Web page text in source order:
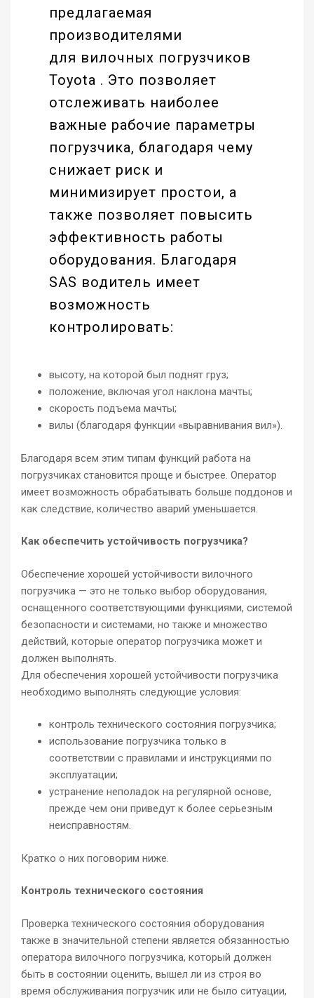
предлагаемая
производителями
для вилочных погрузчиков
Toyota . Это позволяет
отслеживать наиболее
важные рабочие параметры
погрузчика, благодаря чему
снижает риск и
минимизирует простои, а
также позволяет повысить
эффективность работы
оборудования. Благодаря
SAS водитель имеет
возможность
контролировать:
высоту, на которой был поднят груз;
положение, включая угол наклона мачты;
скорость подъема мачты;
вилы (благодаря функции «выравнивания вил»).
Благодаря всем этим типам функций работа на
погрузчиках становится проще и быстрее. Оператор
имеет возможность обрабатывать больше поддонов и
как следствие, количество аварий уменьшается.
Как обеспечить устойчивость погрузчика?
Обеспечение хорошей устойчивости вилочного
погрузчика — это не только выбор оборудования,
оснащенного соответствующими функциями, системой
безопасности и системами, но также и множество
действий, которые оператор погрузчика может и
должен выполнять.
Для обеспечения хорошей устойчивости погрузчика
необходимо выполнять следующие условия:
контроль технического состояния погрузчика;
использование погрузчика только в
соответствии с правилами и инструкциями по
эксплуатации;
устранение неполадок на регулярной основе,
прежде чем они приведут к более серьезным
неисправностям.
Кратко о них поговорим ниже.
Контроль технического состояния
Проверка технического состояния оборудования
также в значительной степени является обязанностью
оператора вилочного погрузчика, который должен
быть в состоянии оценить, вышел ли из строя во
время обслуживания погрузчик или не было ситуации,